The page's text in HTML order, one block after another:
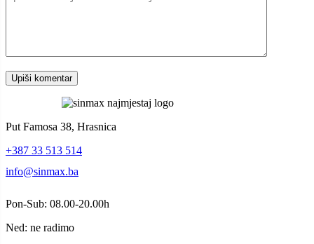
Put Famosa 38, Hrasnica
+387 33 513 514
info@sinmax.ba
Pon-Sub: 08.00-20.00h
Ned: ne radimo